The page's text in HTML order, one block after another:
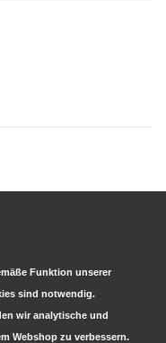
Funktion unserer
sind notwendig.
wir analytische und
Webshop zu verbessern.